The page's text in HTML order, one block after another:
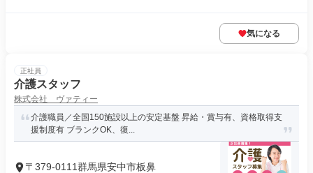
気になる
正社員
介護スタッフ
株式会社 ヴァティー
介護職員／全国150施設以上の安定基盤 昇給・賞与有、資格取得支
援制度有 ブランクOK、復...
〒379-0111群馬県安中市板鼻